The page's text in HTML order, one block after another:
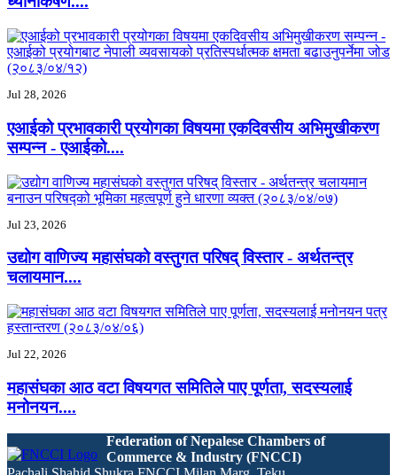
Jul 28, 2026
एआईको प्रभावकारी प्रयोगका विषयमा एकदिवसीय अभिमुखीकरण
सम्पन्न - एआईको....
Jul 23, 2026
उद्योग वाणिज्य महासंघको वस्तुगत परिषद् विस्तार - अर्थतन्त्र
चलायमान....
Jul 22, 2026
महासंघका आठ वटा विषयगत समितिले पाए पूर्णता, सदस्यलाई
मनोनयन....
Federation of Nepalese Chambers of
Commerce & Industry (FNCCI)